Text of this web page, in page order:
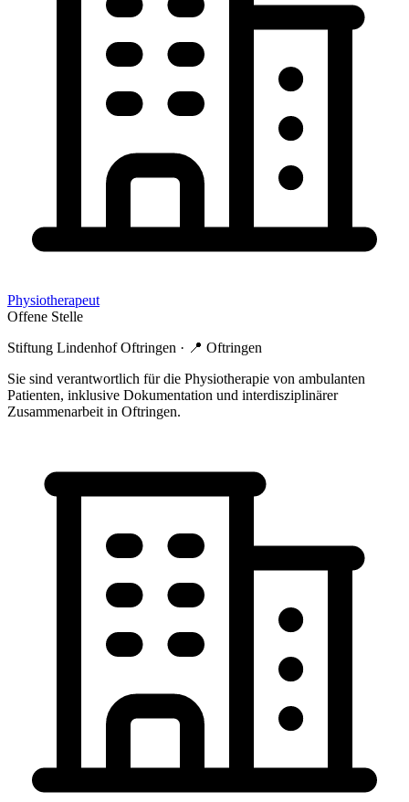
Physiotherapeut
Offene Stelle
Stiftung Lindenhof Oftringen · 📍 Oftringen
Sie sind verantwortlich für die Physiotherapie von ambulanten
Patienten, inklusive Dokumentation und interdisziplinärer
Zusammenarbeit in Oftringen.